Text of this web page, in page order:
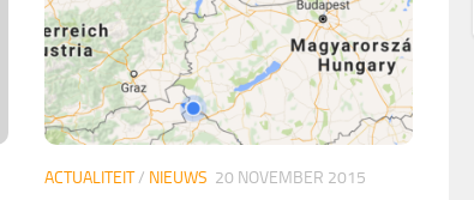
ACTUALITEIT/ NIEUWS 20 NOVEMBER 2015